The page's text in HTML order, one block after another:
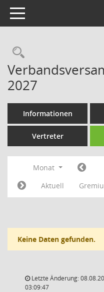
Toggle navigation
2027
Informationen
Vertreter
Monat
Aktuell
Keine Daten gefunden.
Letzte Änderung:
03:09:47